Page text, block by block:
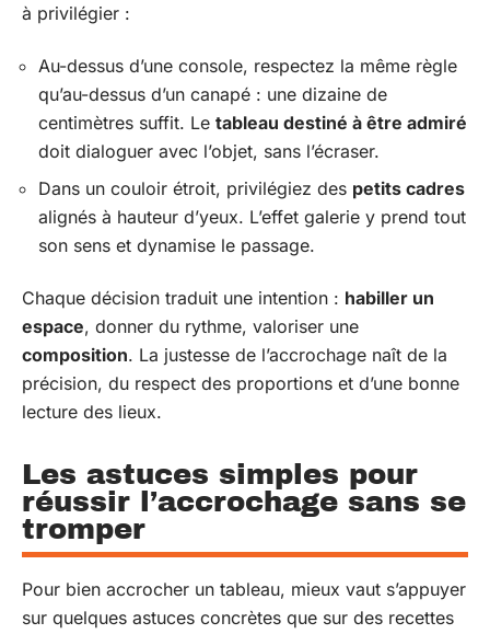
à privilégier :
Au-dessus d’une console, respectez la même règle
qu’au-dessus d’un canapé : une dizaine de
centimètres suffit. Le tableau destiné à être admiré
doit dialoguer avec l’objet, sans l’écraser.
Dans un couloir étroit, privilégiez des petits cadres
alignés à hauteur d’yeux. L’effet galerie y prend tout
son sens et dynamise le passage.
Chaque décision traduit une intention : habiller un
espace, donner du rythme, valoriser une
composition. La justesse de l’accrochage naît de la
précision, du respect des proportions et d’une bonne
lecture des lieux.
Les astuces simples pour
réussir l’accrochage sans se
tromper
Pour bien accrocher un tableau, mieux vaut s’appuyer
sur quelques astuces concrètes que sur des recettes